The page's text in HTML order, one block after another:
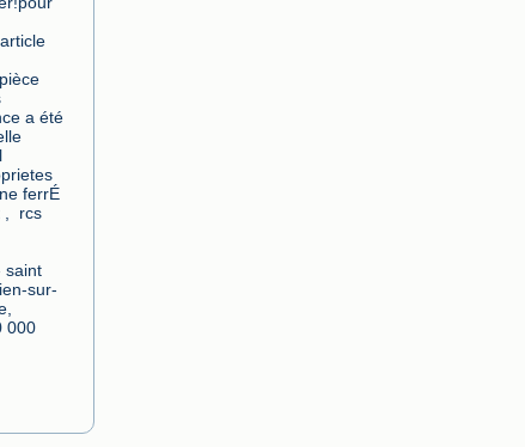
a été
ferrÉ
,  rcs
saint
sur-
000